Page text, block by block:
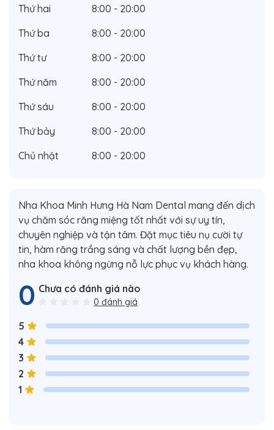
Thứ hai
8:00 - 20:00
Thứ ba
8:00 - 20:00
Thứ tư
8:00 - 20:00
Thứ năm
8:00 - 20:00
Thứ sáu
8:00 - 20:00
Thứ bảy
8:00 - 20:00
Chủ nhật
8:00 - 20:00
Nha Khoa Minh Hưng Hà Nam Dental mang đến dịch
vụ chăm sóc răng miệng tốt nhất với sự uy tín,
chuyên nghiệp và tận tâm. Đặt mục tiêu nụ cười tự
tin, hàm răng trắng sáng và chất lượng bền đẹp,
nha khoa không ngừng nỗ lực phục vụ khách hàng.
0 Chưa có đánh giá nào
0 đánh giá
5
4
3
2
1